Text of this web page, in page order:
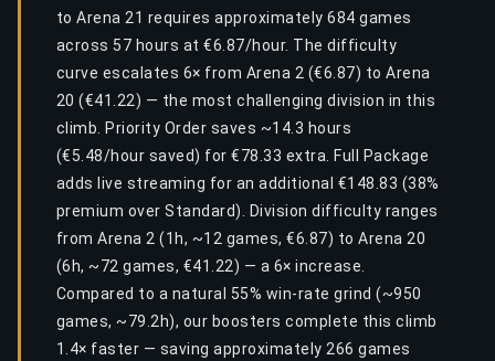
to Arena 21 requires approximately 684 games
across 57 hours at €6.87/hour. The difficulty
curve escalates 6× from Arena 2 (€6.87) to Arena
20 (€41.22) — the most challenging division in this
climb. Priority Order saves ~14.3 hours
(€5.48/hour saved) for €78.33 extra. Full Package
adds live streaming for an additional €148.83 (38%
premium over Standard). Division difficulty ranges
from Arena 2 (1h, ~12 games, €6.87) to Arena 20
(6h, ~72 games, €41.22) — a 6× increase.
Compared to a natural 55% win-rate grind (~950
games, ~79.2h), our boosters complete this climb
1.4× faster — saving approximately 266 games